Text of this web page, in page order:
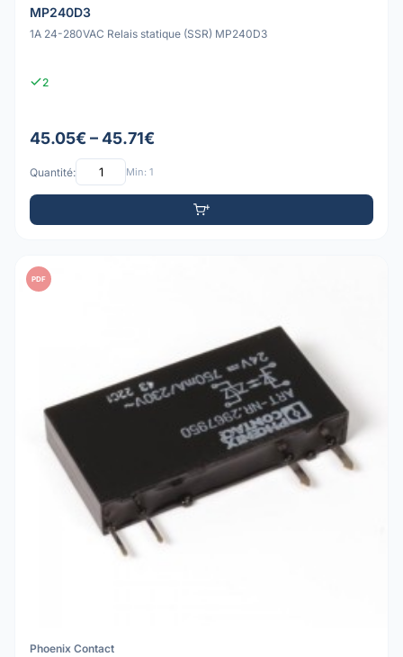
MP240D3
1A 24-280VAC Relais statique (SSR) MP240D3
2
45.05€ – 45.71€
Quantité: Min: 1
PDF
Phoenix Contact